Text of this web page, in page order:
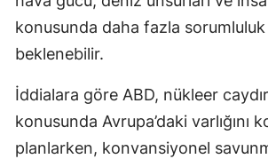
konusunda daha fazla sorumluluk
beklenebilir.
İddialara göre ABD, nükleer
konusunda Avrupa’daki varlığını
planlarken, konvansiyonel